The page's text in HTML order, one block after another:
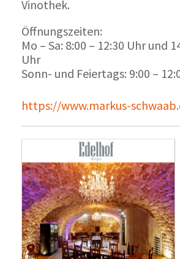
Vinothek.
Öffnungszeiten:
Mo – Sa: 8:00 – 12:30 Uhr und
Uhr
Sonn- und Feiertags: 9:00 –
https://www.markus-